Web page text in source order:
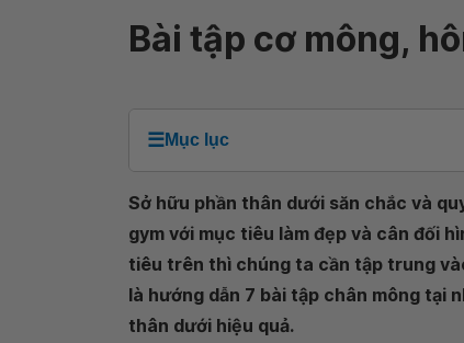
Bài tập cơ mông,
☰Mục lục
Sở hữu phần thân dưới săn chắc và
gym với mục tiêu làm đẹp và cân đối
tiêu trên thì chúng ta cần tập trung
là hướng dẫn 7 bài tập chân mông tại
thân dưới hiệu quả.